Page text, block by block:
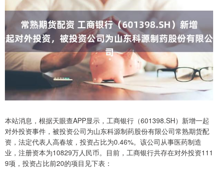
本站消息，根据天眼查APP显示，工商银行（601398.SH）新增一起
对外投资事件，被投资公司为山东科源制药股份有限公司常熟期货配
资，法定代表人高春坡，投资占比为0.46%。该公司从事医药制造
业，注册资本为10829万人民币。目前，工商银行共存在对外投资111
9项，投资占比前20的项目见下表：